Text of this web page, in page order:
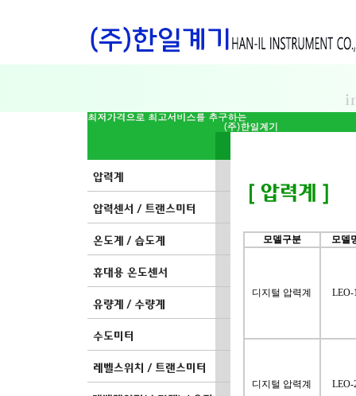
모델구분 모델
디지털 압력계 LEO-
디지털 압력계 LEO-